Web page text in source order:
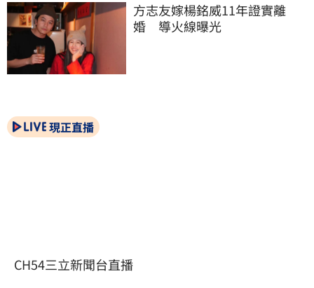
方志友嫁楊銘威11年證實離
婚　導火線曝光
現正直播
CH54三立新聞台直播